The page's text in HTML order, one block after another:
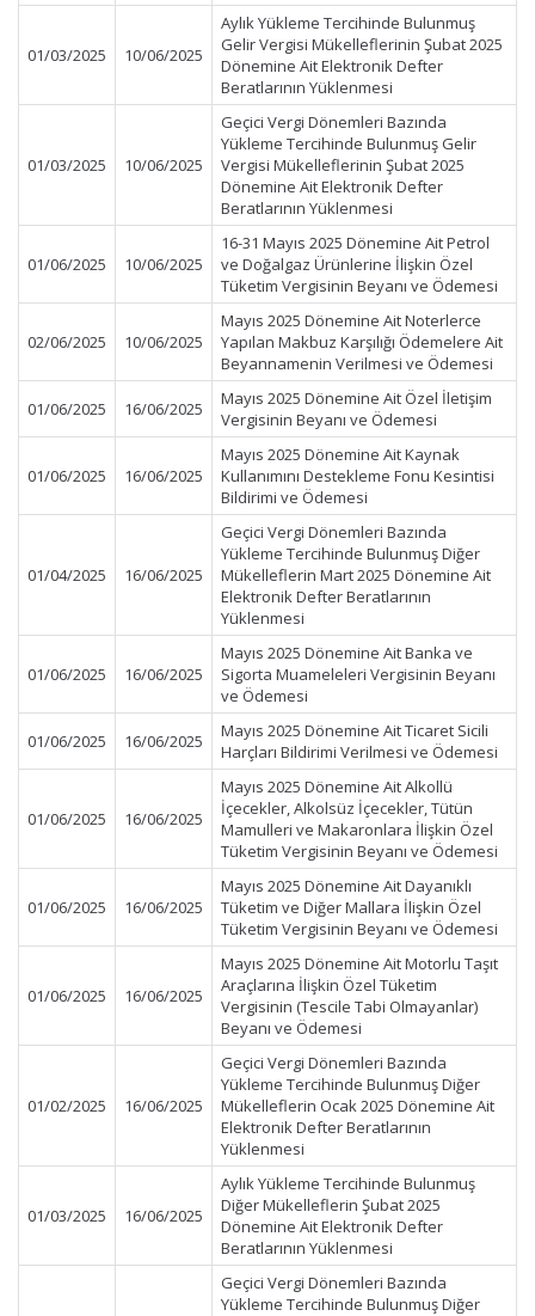
01/03/2025 10/06/2025
Aylık Yükleme Tercihinde Bulunmuş
Gelir Vergisi Mükelleflerinin Şubat 2025
Dönemine Ait Elektronik Defter
Beratlarının Yüklenmesi
01/03/2025 10/06/2025
Geçici Vergi Dönemleri Bazında
Yükleme Tercihinde Bulunmuş Gelir
Vergisi Mükelleflerinin Şubat 2025
Dönemine Ait Elektronik Defter
Beratlarının Yüklenmesi
01/06/2025 10/06/2025
16-31 Mayıs 2025 Dönemine Ait Petrol
ve Doğalgaz Ürünlerine İlişkin Özel
Tüketim Vergisinin Beyanı ve Ödemesi
02/06/2025 10/06/2025
Mayıs 2025 Dönemine Ait Noterlerce
Yapılan Makbuz Karşılığı Ödemelere Ait
Beyannamenin Verilmesi ve Ödemesi
01/06/2025 16/06/2025
Mayıs 2025 Dönemine Ait Özel İletişim
Vergisinin Beyanı ve Ödemesi
01/06/2025 16/06/2025
Mayıs 2025 Dönemine Ait Kaynak
Kullanımını Destekleme Fonu Kesintisi
Bildirimi ve Ödemesi
01/04/2025 16/06/2025
Geçici Vergi Dönemleri Bazında
Yükleme Tercihinde Bulunmuş Diğer
Mükelleflerin Mart 2025 Dönemine Ait
Elektronik Defter Beratlarının
Yüklenmesi
01/06/2025 16/06/2025
Mayıs 2025 Dönemine Ait Banka ve
Sigorta Muameleleri Vergisinin Beyanı
ve Ödemesi
01/06/2025 16/06/2025
Mayıs 2025 Dönemine Ait Ticaret Sicili
Harçları Bildirimi Verilmesi ve Ödemesi
01/06/2025 16/06/2025
Mayıs 2025 Dönemine Ait Alkollü
İçecekler, Alkolsüz İçecekler, Tütün
Mamulleri ve Makaronlara İlişkin Özel
Tüketim Vergisinin Beyanı ve Ödemesi
01/06/2025 16/06/2025
Mayıs 2025 Dönemine Ait Dayanıklı
Tüketim ve Diğer Mallara İlişkin Özel
Tüketim Vergisinin Beyanı ve Ödemesi
01/06/2025 16/06/2025
Mayıs 2025 Dönemine Ait Motorlu Taşıt
Araçlarına İlişkin Özel Tüketim
Vergisinin (Tescile Tabi Olmayanlar)
Beyanı ve Ödemesi
01/02/2025 16/06/2025
Geçici Vergi Dönemleri Bazında
Yükleme Tercihinde Bulunmuş Diğer
Mükelleflerin Ocak 2025 Dönemine Ait
Elektronik Defter Beratlarının
Yüklenmesi
01/03/2025 16/06/2025
Aylık Yükleme Tercihinde Bulunmuş
Diğer Mükelleflerin Şubat 2025
Dönemine Ait Elektronik Defter
Beratlarının Yüklenmesi
Geçici Vergi Dönemleri Bazında
Yükleme Tercihinde Bulunmuş Diğer